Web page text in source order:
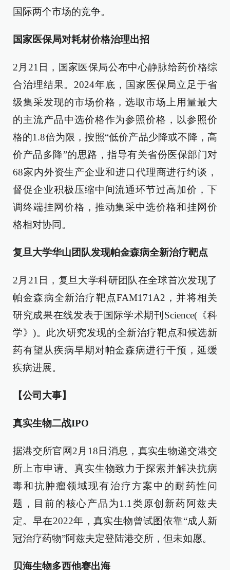
国际两个市场的竞争。
国家医保局对耗材价格治理出招
2月21日，国家医保局公布中心静脉给药价格综
合治理结果。2024年底，国家医保局立足于省
级集采发现的市场价格，选取市场上用量最大
的主流产品中选价格作为参照价格，以参照价
格的1.8倍为限，按照“低价产品少降或不降，高
价产品多降”的思路，指导有关省份医保部门对
68家内外资生产企业和进口代理商进行约谈，
督促企业积极压缩中间流通环节过高加价，下
调终端挂网价格，推动集采中选价格和挂网价
格相对协同。
复旦大学华山团队发现帕金森病全新治疗靶点
2月21日，复旦大学科研团队在全球首次发现了
帕金森病全新治疗靶点FAM171A2，并将相关
研究成果在线发表于国际学术期刊Science(《科
学》)。此次研究发现的全新治疗靶点和候选新
药有望从疾病早期对帕金森病进行干预，延缓
疾病进展。
【公司大事】
真实生物二战IPO
据港交所官网2月18日消息，真实生物递交港交
所上市申请。真实生物致力于探索并解决抗病
毒和抗肿瘤领域现有治疗方案中的耐药性问
题，目前的核心产品为1.1类原创新药阿兹夫
定。早在2022年，真实生物曾试图依靠“成人新
冠治疗药物”阿兹夫定登陆港交所，但未如愿。
贝海生物多西他赛出海